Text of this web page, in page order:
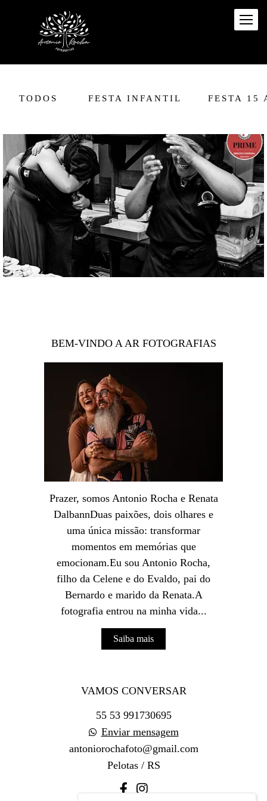
TODOS FESTA INFANTIL FESTA 15
BEM-VINDO A AR FOTOGRAFIAS
Prazer, somos Antonio Rocha e Renata
DalbannDuas paixões, dois olhares e
uma única missão: transformar
momentos em memórias que
emocionam.Eu sou Antonio Rocha,
filho da Celene e do Evaldo, pai do
Bernardo e marido da Renata.A
fotografia entrou na minha vida...
Saiba mais
VAMOS CONVERSAR
55 53 991730695
Enviar mensagem
antoniorochafoto@gmail.com
Pelotas / RS